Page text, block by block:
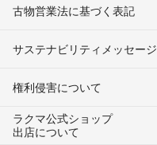
古物営業法に基づく表記
サステナビリティメッセージ
権利侵害について
ラクマ公式ショップ
出店について